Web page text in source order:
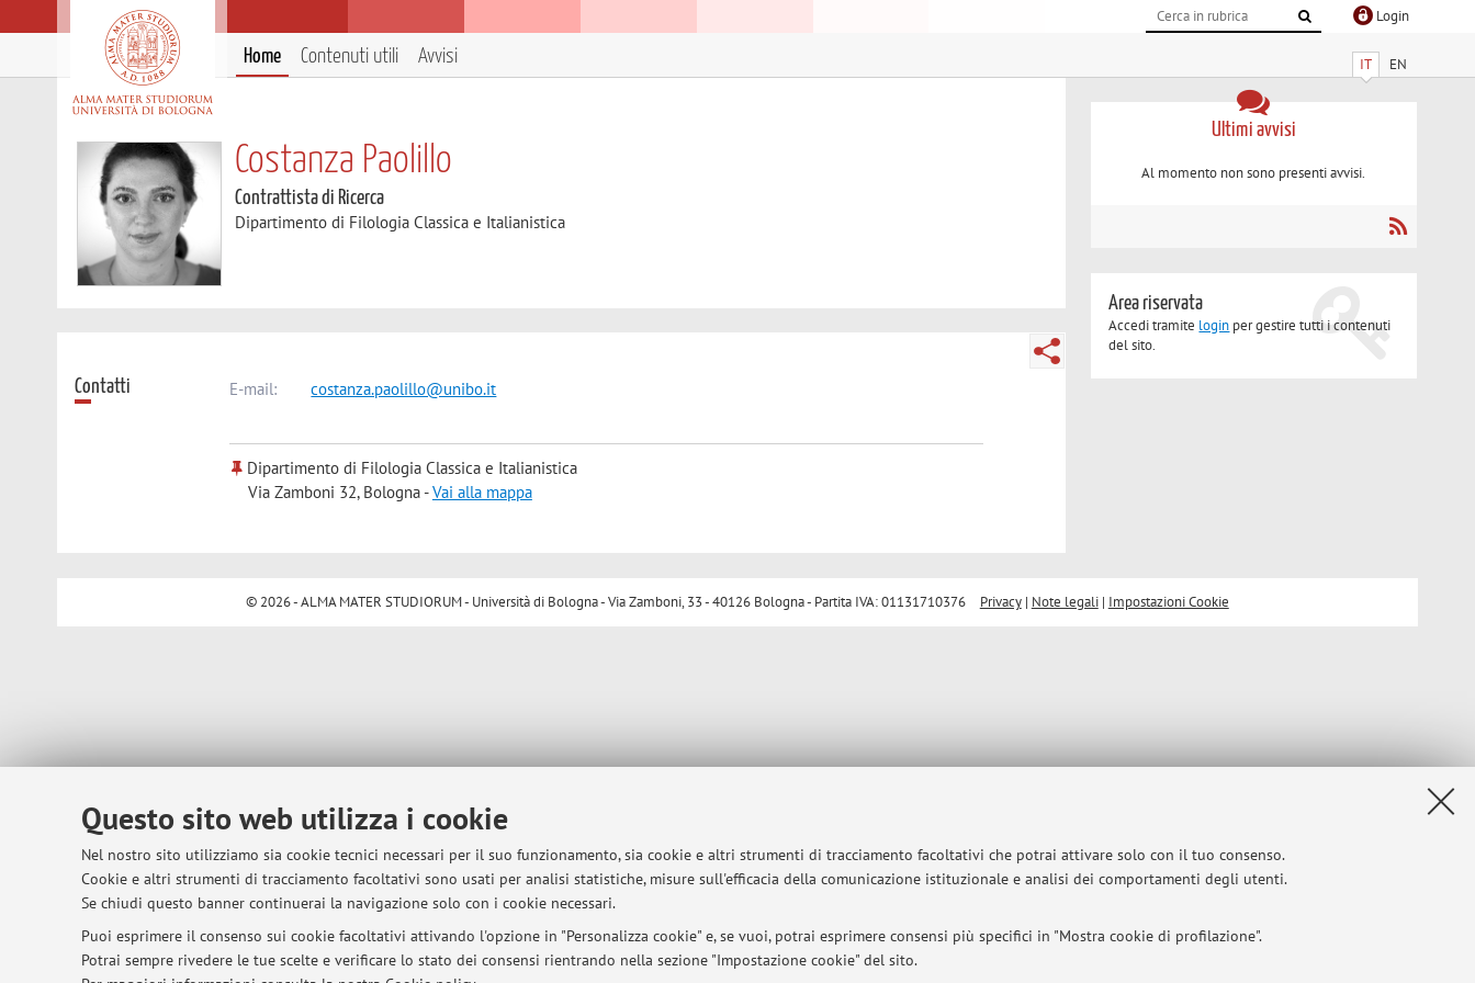
Questo sito web utilizza i cookie
Nel nostro sito utilizziamo sia cookie tecnici necessari per il suo funzionamento, sia cookie e altri strumenti di tracciamento facoltativi che potrai attivare solo con il tuo consenso.
Cookie e altri strumenti di tracciamento facoltativi sono usati per analisi statistiche, misure sull'efficacia della comunicazione istituzionale e analisi dei comportamenti degli utenti.
Se chiudi questo banner continuerai la navigazione solo con i cookie necessari.
Puoi esprimere il consenso sui cookie facoltativi attivando l'opzione in "Personalizza cookie" e, se vuoi, potrai esprimere consensi più specifici in "Mostra cookie di profilazione".
Potrai sempre rivedere le tue scelte e verificare lo stato dei consensi rientrando nella sezione "Impostazione cookie" del sito.
Login
IT EN
Home Contenuti utili Avvisi
Costanza Paolillo
Contrattista di Ricerca
Dipartimento di Filologia Classica e Italianistica
Contatti E-mail: costanza.paolillo@unibo.it
Dipartimento di Filologia Classica e Italianistica
Via Zamboni 32, Bologna -Vai alla mappa
Ultimi avvisi
Al momento non sono presenti avvisi.
Area riservata
Accedi tramite login per gestire tutti i contenuti
del sito.
© 2026 - ALMA MATER STUDIORUM - Università di Bologna - Via Zamboni, 33 - 40126 Bologna - Partita IVA: 01131710376 Privacy| Note legali| Impostazioni Cookie